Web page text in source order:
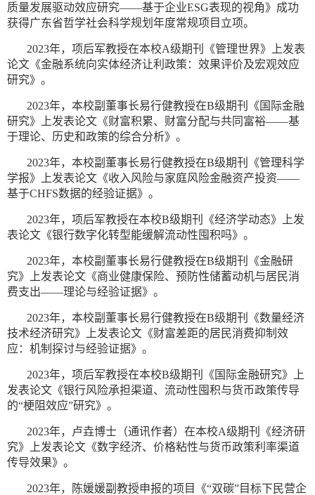
质量发展驱动效应研究——基于企业ESG表现的视角》成功
获得广东省哲学社会科学规划年度常规项目立项。
2023年，项后军教授在本校A级期刊《管理世界》上发表
论文《金融系统向实体经济让利政策：效果评价及宏观效应
研究》。
2023年，本校副董事长易行健教授在B级期刊《国际金融
研究》上发表论文《财富积累、财富分配与共同富裕——基
于理论、历史和政策的综合分析》。
2023年，本校副董事长易行健教授在B级期刊《管理科学
学报》上发表论文《收入风险与家庭风险金融资产投资——
基于CHFS数据的经验证据》。
2023年，项后军教授在本校B级期刊《经济学动态》上发
表论文《银行数字化转型能缓解流动性囤积吗》。
2023年，本校副董事长易行健教授在B级期刊《金融研
究》上发表论文《商业健康保险、预防性储蓄动机与居民消
费支出——理论与经验证据》。
2023年，本校副董事长易行健教授在B级期刊《数量经济
技术经济研究》上发表论文《财富差距的居民消费抑制效
应：机制探讨与经验证据》。
2023年，项后军教授在本校B级期刊《国际金融研究》上
发表论文《银行风险承担渠道、流动性囤积与货币政策传导
的“梗阻效应”研究》。
2023年，卢垚博士（通讯作者）在本校A级期刊《经济研
究》上发表论文《数字经济、价格粘性与货币政策利率渠道
传导效果》。
2023年，陈媛媛副教授申报的项目《“双碳”目标下民营企